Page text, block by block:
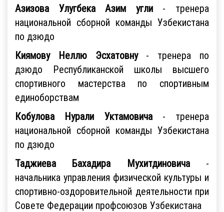
Азизова Улугбека Азим угли - тренера
национальной сборной команды Узбекистана
по дзюдо
Киямову Неллю Эсхатовну- тренера по
дзюдо Республиканской школы высшего
спортивного мастерства по спортивным
единоборствам
Кобулова Нурали Уктамовича- тренера
национальной сборной команды Узбекистана
по дзюдо
Таджиева Бахадира Мухитдиновича-
начальника управления физической культуры и
спортивно-оздоровительной деятельности при
Совете Федерации профсоюзов Узбекистана